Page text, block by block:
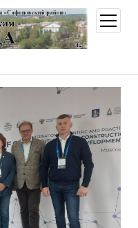
меню